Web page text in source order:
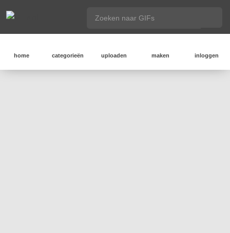
home categorieën uploaden maken inloggen